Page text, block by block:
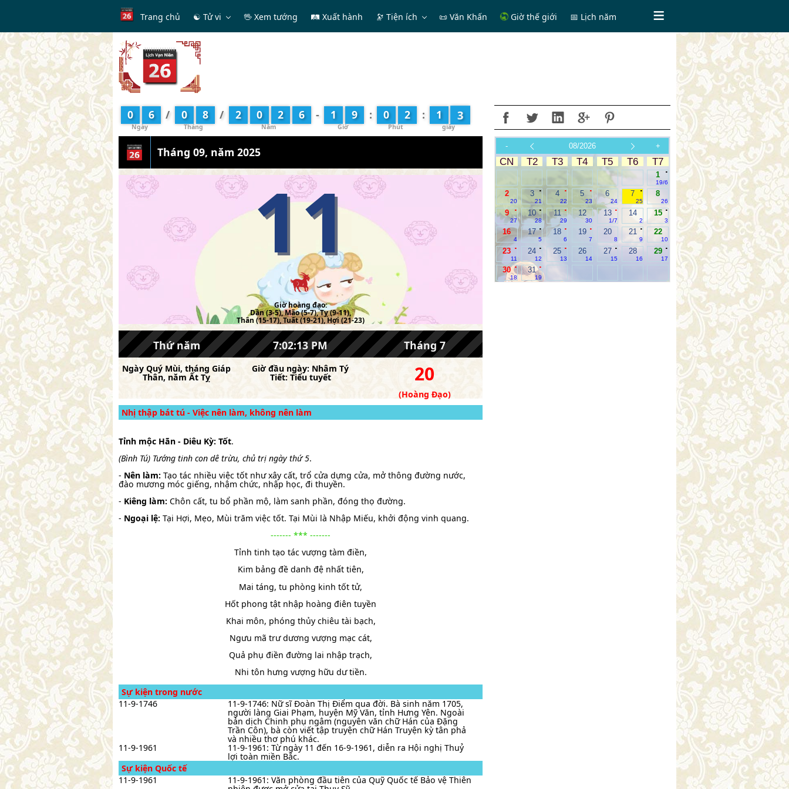
Trang chủ ☯ Tử vi 🖖 Xem tướng 🛤 Xuất hành 🔭 Tiện ích 📜 Văn Khấn Giờ thế giới 📅 Lịch năm
0 6 / 0 8 / 2 0 2 6 - 1 9 : 0 2 : 1 3
Tháng 09, năm 2025
11
Giờ hoàng đạo:
Dần (3-5), Mão (5-7), Tỵ (9-11),
Thân (15-17), Tuất (19-21), Hợi (21-23)
Thứ năm 7:02:14 PM Tháng 7
NgàyQuý Mùi, thángGiáp
Thân, nămẤt Tỵ
Giờ đầu ngày: Nhâm Tý
Tiết: Tiểu tuyết 20
(Hoàng Đạo)
Nhị thập bát tú - Việc nên làm, không nên làm
Tỉnh mộc Hãn - Diêu Kỳ: Tốt.
(Bình Tú) Tướng tinh con dê trừu, chủ trị ngày thứ 5.
- Nên làm: Tạo tác nhiều việc tốt như xây cất, trổ cửa dựng cửa, mở thông đường nước,
đào mương móc giếng, nhậm chức, nhập học, đi thuyền.
- Kiêng làm: Chôn cất, tu bổ phần mộ, làm sanh phần, đóng thọ đường.
- Ngoại lệ: Tại Hợi, Mẹo, Mùi trăm việc tốt. Tại Mùi là Nhập Miếu, khởi động vinh quang.
------- *** -------
Tỉnh tinh tạo tác vượng tàm điền,
Kim bảng đề danh đệ nhất tiên,
Mai táng, tu phòng kinh tốt tử,
Hốt phong tật nhập hoàng điên tuyền
Khai môn, phóng thủy chiêu tài bạch,
Ngưu mã trư dương vượng mạc cát,
Quả phụ điền đường lai nhập trạch,
Nhi tôn hưng vượng hữu dư tiền.
Sự kiện trong nước
11-9-1746
11-9-1746: Nữ sĩ Đoàn Thị Điểm qua đời. Bà sinh năm 1705,
người làng Giai Phạm, huyện Mỹ Văn, tỉnh Hưng Yên. Ngoài
bản dịch Chinh phụ ngâm (nguyên văn chữ Hán của Đặng
Trần Côn), bà còn viết tập truyện chữ Hán Truyện kỳ tân phả
và nhiều thơ phú khác.
11-9-1961 11-9-1961: Từ ngày 11 đến 16-9-1961, diễn ra Hội nghị Thuỷ
lợi toàn miền Bắc.
Sự kiện Quốc tế
11-9-1961
11-9-1961: Văn phòng đầu tiên của Quỹ Quốc tế Bảo vệ Thiên
- 08/2026 +
CN T2 T3 T4 T5 T6 T7
.
1
19/6
2
20
.
3
21
.
4
22
.
5
23
6
24
.
7
25
8
26
.
9
27
.
10
28
.
11
29
12
30
.
13
1/7
14
2
.
15
3
16
4
.
17
5
.
18
6
.
19
7
20
8
.
21
9
22
10
.
23
11
.
24
12
.
25
13
26
14
.
27
15
28
16
.
29
17
.
30
18
.
31
19